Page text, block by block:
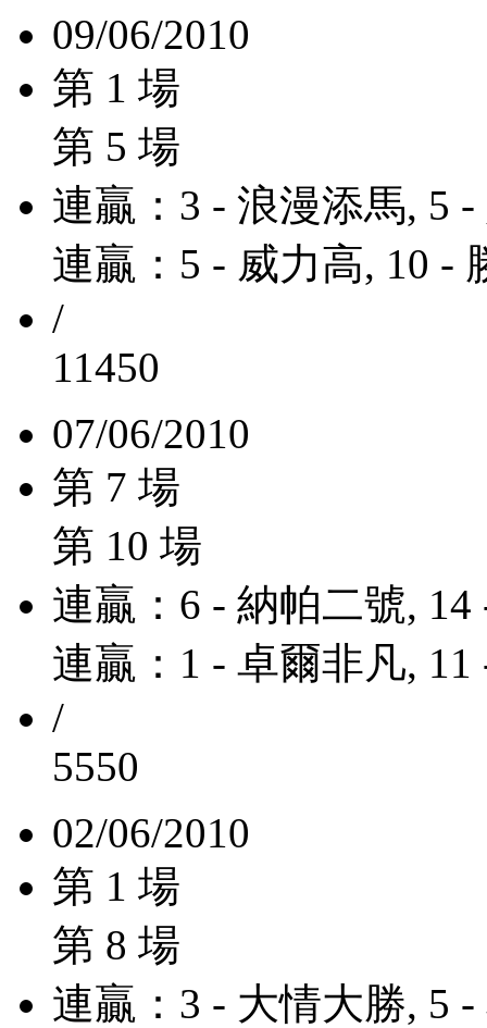
09/06/2010
第 1 場
第 5 場
連贏：3 - 浪漫添馬, 5
連贏：5 - 威力高, 10 -
/
11450
07/06/2010
第 7 場
第 10 場
連贏：6 - 納帕二號, 14
連贏：1 - 卓爾非凡, 11
/
5550
02/06/2010
第 1 場
第 8 場
連贏：3 - 大情大勝, 5